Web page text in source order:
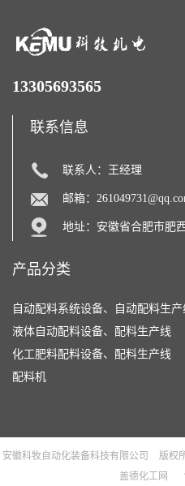
13305693565
联系信息
联系人：王经理
邮箱：
地址：安徽省合肥市肥
产品分类
自动配料系统设备、自动配料生产
液体自动配料设备、配料生产线
化工肥料配料设备、配料生产线
配料机
安徽科牧自动化装备科技有限公司 版权
盖德化工网